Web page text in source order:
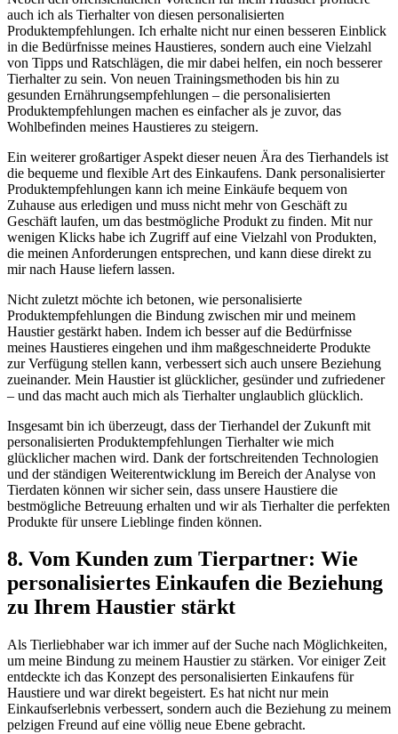
auch ich als Tierhalter von diesen personalisierten‍
Produktempfehlungen.‌ Ich erhalte nicht⁤ nur einen besseren Einblick‌
in​ die Bedürfnisse meines ⁢Haustieres, sondern auch eine ‍Vielzahl
von Tipps und Ratschlägen, die mir dabei‌ helfen, ein noch besserer
‌Tierhalter zu sein. Von neuen Trainingsmethoden bis hin⁣ zu
gesunden Ernährungsempfehlungen ⁣– die personalisierten
Produktempfehlungen machen es einfacher als je zuvor, das
Wohlbefinden meines Haustieres zu steigern.
Ein weiterer großartiger‌ Aspekt dieser neuen Ära des Tierhandels ist
die ⁣bequeme und flexible Art des​ Einkaufens.​ Dank personalisierter
Produktempfehlungen kann ich meine Einkäufe bequem von
Zuhause aus erledigen ⁢und muss nicht mehr‌ von Geschäft⁤ zu
⁤Geschäft laufen, um das ‌bestmögliche Produkt zu finden. ‌Mit nur
wenigen Klicks habe ich⁣ Zugriff auf eine Vielzahl von Produkten,
die ⁣meinen Anforderungen‍ entsprechen,⁤ und kann diese direkt ‍zu
mir nach Hause liefern​ lassen.
Nicht zuletzt ‌möchte ich ‌betonen, wie personalisierte
Produktempfehlungen​ die Bindung‌ zwischen mir​ und meinem
Haustier ‌gestärkt haben. Indem ich ⁢besser auf die Bedürfnisse
meines Haustieres eingehen ‍und ihm maßgeschneiderte Produkte
zur Verfügung stellen​ kann, verbessert​ sich auch unsere Beziehung
zueinander. Mein ⁤Haustier⁢ ist glücklicher, gesünder und zufriedener
– und das macht auch ​mich als Tierhalter unglaublich glücklich.
Insgesamt bin ich überzeugt, dass der Tierhandel der Zukunft mit⁤
personalisierten Produktempfehlungen Tierhalter‌ wie mich‍
glücklicher machen wird.⁢ Dank der fortschreitenden Technologien
und der ​ständigen Weiterentwicklung ‌im​ Bereich der Analyse von⁢
Tierdaten können wir sicher sein, dass unsere Haustiere die
bestmögliche​ Betreuung erhalten und wir als Tierhalter die perfekten
Produkte für unsere Lieblinge finden können.
8. Vom Kunden‌ zum Tierpartner: Wie
personalisiertes Einkaufen die Beziehung
zu Ihrem Haustier stärkt
Als Tierliebhaber war ich immer ⁤auf der Suche nach Möglichkeiten,
um meine Bindung zu meinem Haustier zu stärken. Vor einiger Zeit
entdeckte ‌ich das Konzept des personalisierten Einkaufens für
Haustiere und war direkt begeistert. ‍Es hat nicht nur mein
Einkaufserlebnis verbessert, sondern auch die Beziehung zu meinem
pelzigen Freund auf eine ⁢völlig neue Ebene gebracht.